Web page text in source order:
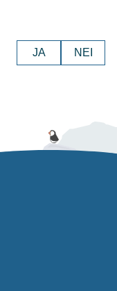
JA NEI